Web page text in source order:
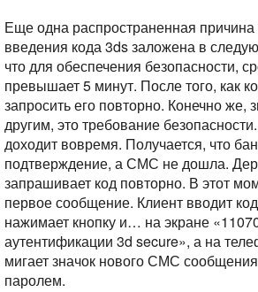
Еще одна распространенная причина
введения кода 3ds заложена в
что для обеспечения безопасности,
превышает 5 минут. После того, как
запросить его повторно. Конечно же,
другим, это требование
доходит вовремя. Получается, что
подтверждение, а СМС не дошла.
запрашивает код повторно. В этот
первое сообщение. Клиент вводит
нажимает кнопку и… на экране
аутентификации 3d secure», а на
мигает значок нового СМС
паролем.